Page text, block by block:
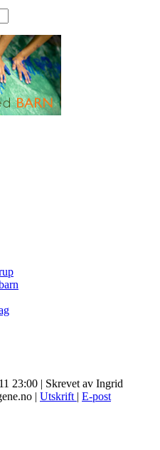
23:00 | Skrevet av Ingrid
| Utskrift | E-post